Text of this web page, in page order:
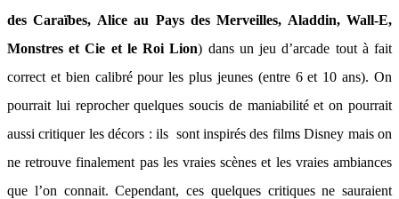
des Caraïbes, Alice au Pays des Merveilles, Aladdin, Wall-E,
Monstres et Cie et le Roi Lion) dans un jeu d’arcade tout à fait
correct et bien calibré pour les plus jeunes (entre 6 et 10 ans). On
pourrait lui reprocher quelques soucis de maniabilité et on pourrait
aussi critiquer les décors : ils sont inspirés des films Disney mais on
ne retrouve finalement pas les vraies scènes et les vraies ambiances
que l’on connait. Cependant, ces quelques critiques ne sauraient